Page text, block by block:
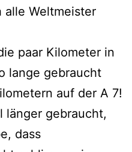
alle Weltmeister
paar Kilometer in
lange gebraucht
auf der A 7!
länger gebraucht,
dass